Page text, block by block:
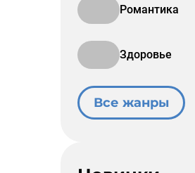
Романтика
Здоровье
Все жанры